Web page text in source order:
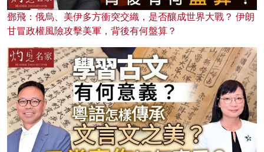
鄧飛：俄烏、美伊多方衝突交織，是否釀成世界大戰？ 伊朗
甘冒政權風險攻擊美軍，背後有何盤算？